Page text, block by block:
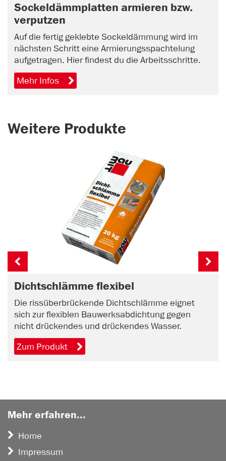
Sockeldämmplatten armieren bzw.
verputzen
Auf die fertig geklebte Sockeldämmung wird im
nächsten Schritt eine Armierungsspachtelung
aufgetragen. Hier findest du die Arbeitsschritte.
Mehr Infos
Weitere Produkte
Dichtschlämme flexibel
Die rissüberbrückende Dichtschlämme eignet
sich zur flexiblen Bauwerksabdichtung gegen
nicht drückendes und drückendes Wasser.
Zum Produkt
Mehr erfahren...
Home
Impressum